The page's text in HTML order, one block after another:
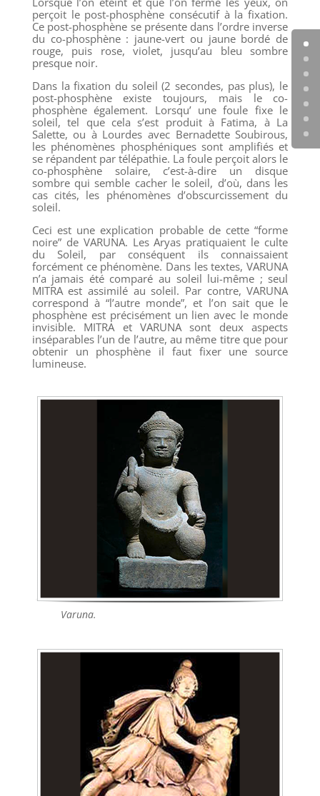
perçoit le post-phosphène consécutif à la fixation.
Ce post-phosphène se présente dans l’ordre inverse
du co-phosphène : jaune-vert ou jaune bordé de
rouge, puis rose, violet, jusqu’au bleu sombre
presque noir.
Dans la fixation du soleil (2 secondes, pas plus), le
post-phosphène existe toujours, mais le co-
phosphène également. Lorsqu’ une foule fixe le
soleil, tel que cela s’est produit à Fatima, à La
Salette, ou à Lourdes avec Bernadette Soubirous,
les phénomènes phosphéniques sont amplifiés et
se répandent par télépathie. La foule perçoit alors le
co-phosphène solaire, c’est-à-dire un disque
sombre qui semble cacher le soleil, d’où, dans les
cas cités, les phénomènes d’obscurcissement du
soleil.
Ceci est une explication probable de cette “forme
noire” de VARUNA. Les Aryas pratiquaient le culte
du Soleil, par conséquent ils connaissaient
forcément ce phénomène. Dans les textes, VARUNA
n’a jamais été comparé au soleil lui-même ; seul
MITRA est assimilé au soleil. Par contre, VARUNA
correspond à “l’autre monde”, et l’on sait que le
phosphène est précisément un lien avec le monde
invisible. MITRA et VARUNA sont deux aspects
inséparables l’un de l’autre, au même titre que pour
obtenir un phosphène il faut fixer une source
lumineuse.
Varuna.